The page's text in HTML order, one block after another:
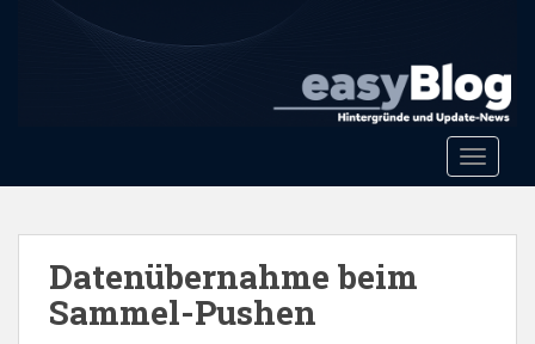
Toggle
Datenübernahme beim
Sammel-Pushen